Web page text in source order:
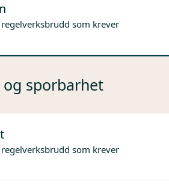
som krever
sporbarhet
som krever